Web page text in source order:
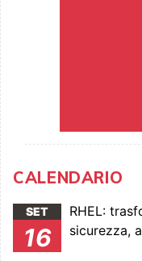
CALENDARIO
SET
16
RHEL:
sicurezza,